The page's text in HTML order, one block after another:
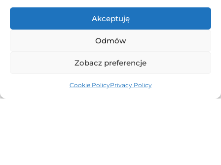
Akceptuję
Odmów
Zobacz preferencje
Cookie PolicyPrivacy Policy
Zatrzymaj się na chwilę i zrób mały krok w stronę